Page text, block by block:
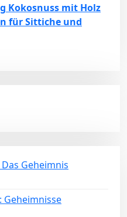
Kokosnuss mit Holz
für Sittiche und
Geheimnis
Geheimnisse